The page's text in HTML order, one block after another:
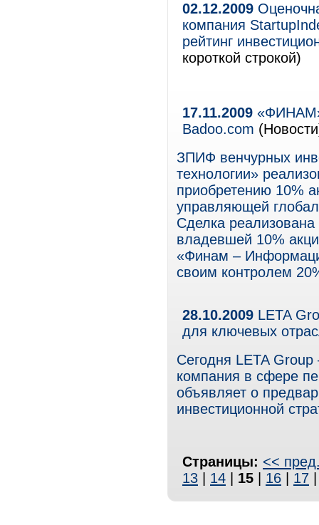
02.12.2009
компания
рейтинг
короткой строкой)
17.11.2009 «ФИНАМ»
Badoo.com
ЗПИФ венчурных
технологии»
приобретению 10%
управляющей
Сделка
владевшей 10%
«Финам –
своим контролем
28.10.2009 LETA
для ключевых
Сегодня LETA
компания в сфере
объявляет о
инвестиционной
Страницы: <<
13
14 15 16 17